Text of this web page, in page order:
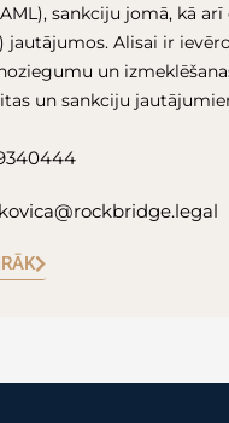
sankciju jomā, kā
jautājumos. Alisai ir
un
un sankciju